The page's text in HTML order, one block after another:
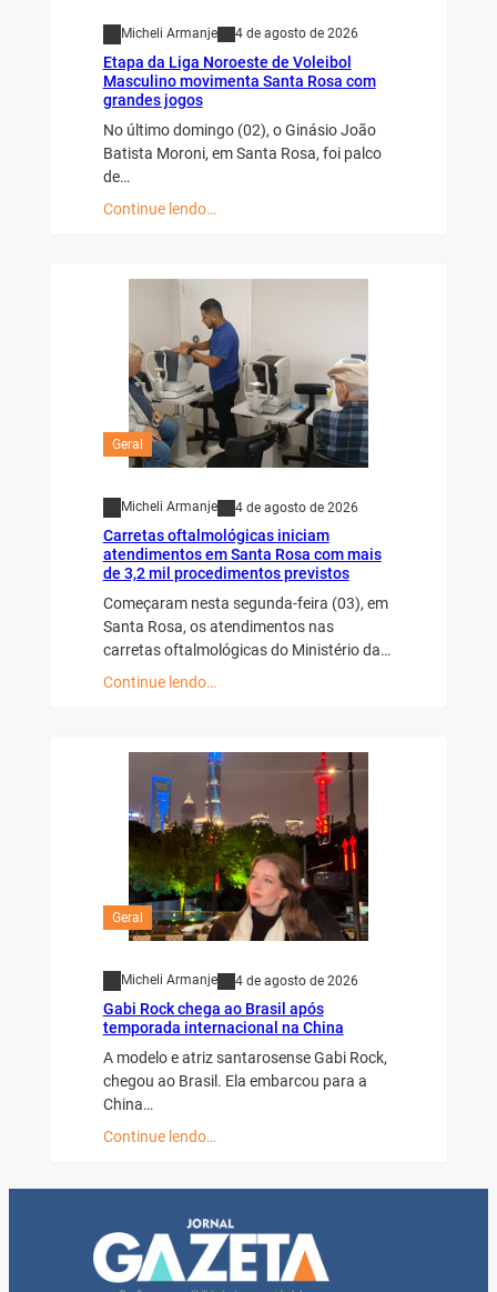
Micheli Armanje 4 de agosto de 2026
Etapa da Liga Noroeste de Voleibol
Masculino movimenta Santa Rosa com
grandes jogos
No último domingo (02), o Ginásio João
Batista Moroni, em Santa Rosa, foi palco
de…
Continue lendo…
Geral
Micheli Armanje 4 de agosto de 2026
Carretas oftalmológicas iniciam
atendimentos em Santa Rosa com mais
de 3,2 mil procedimentos previstos
Começaram nesta segunda-feira (03), em
Santa Rosa, os atendimentos nas
carretas oftalmológicas do Ministério da…
Continue lendo…
Geral
Micheli Armanje 4 de agosto de 2026
Gabi Rock chega ao Brasil após
temporada internacional na China
A modelo e atriz santarosense Gabi Rock,
chegou ao Brasil. Ela embarcou para a
China…
Continue lendo…